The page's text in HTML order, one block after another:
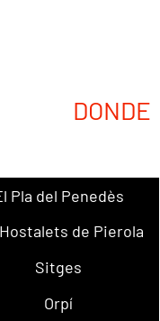
DONDE
Pla del Penedès
de Pierola
Sitges
Orpí